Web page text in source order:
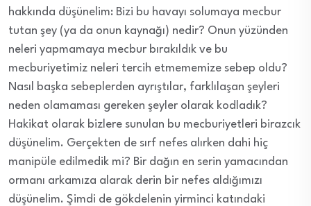
hakkında düşünelim: Bizi bu havayı solumaya mecbur
tutan şey (ya da onun kaynağı) nedir? Onun yüzünden
neleri yapmamaya mecbur bırakıldık ve bu
mecburiyetimiz neleri tercih etmememize sebep oldu?
Nasıl başka sebeplerden ayrıştılar, farklılaşan şeyleri
neden olamaması gereken şeyler olarak kodladık?
Hakikat olarak bizlere sunulan bu mecburiyetleri birazcık
düşünelim. Gerçekten de sırf nefes alırken dahi hiç
manipüle edilmedik mi? Bir dağın en serin yamacından
ormanı arkamıza alarak derin bir nefes aldığımızı
düşünelim. Şimdi de gökdelenin yirminci katındaki